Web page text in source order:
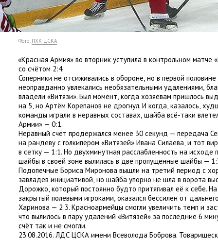
Фото: ПХК ЦСКА
«Красная Армия» во вторник уступила в контрольном матче «
со счётом 2:4.
Соперники не отсиживались в обороне, но в первой
неоправданно увлекались необязательными удалениями,
владели «Витязи». Был момент, когда хозяевам пришлось
на 5, но Артём Корепанов не дрогнул. И когда, казалось,
команды играли в неравных составах, шайба всё-таки
Армии» — 0:1.
Неравный счёт продержался менее 30 секунд — передача
на рандеву с голкипером «Витязей» Ивана Силаева, и тот
в сетку — 1:1. Но двухминутная расслабленность на исходе
шайбы в своей зоне вылилась в две пропущенные шайбы —
Подопечные Бориса Миронова вышли на третий период с
завладев инициативой, но шайба упорно не шла в ворота
Дорожко, который постоянно будто притягивал её к себе.
закрытый полевыми игроками, оказался бессилен от
Харинова — 2:3. Красноармейцы смогли увеличить темп и
что вылилось в пару удалений «Витязей» за последние 6
счёт так и не смогли.
23.08.2016. ЛДС ЦСКА имени Всеволода Боброва.